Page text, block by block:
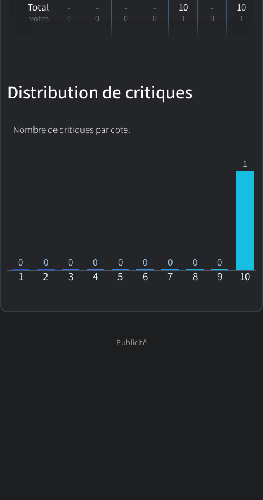
Total
votes
-
0
-
0
-
0
-
0
10
1
-
0
10
1
Distribution de critiques
Nombre de critiques par cote.
0 0 0 0 0 0 0 0 0
1
1 2 3 4 5 6 7 8 9 10